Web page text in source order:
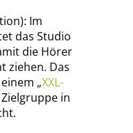
Im
das Studio
die Hörer
ziehen. Das
„XXL-
in